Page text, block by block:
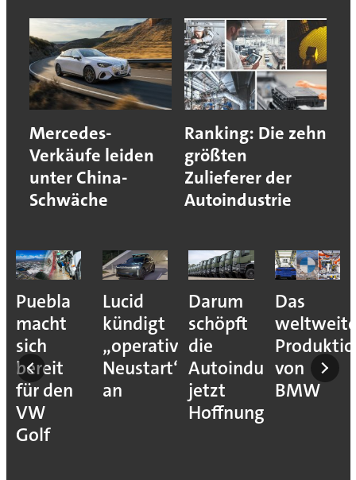
Mercedes-
Verkäufe leiden
unter China-
Schwäche
Ranking: Die zehn
größten
Zulieferer der
Autoindustrie
Puebla
macht
sich
bereit
für den
VW
Golf
Lucid
kündigt
„operativen
Neustart“
an
Darum
schöpft
die
Autoindustrie
jetzt
Hoffnung
Das
von
BMW